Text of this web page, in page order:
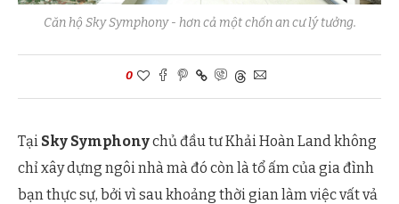
Căn hộ Sky Symphony - hơn cả một chốn an cư lý tưởng.
0
Tại Sky Symphonychủ đầu tư Khải Hoàn Land không
chỉ xây dựng ngôi nhà mà đó còn là tổ ấm của gia đình
bạn thực sự, bởi vì sau khoảng thời gian làm việc vất vả